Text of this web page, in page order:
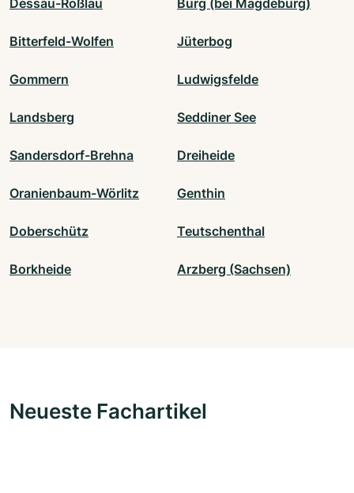
Dessau-Roßlau Burg (bei Magdeburg)
Bitterfeld-Wolfen Jüterbog
Gommern Ludwigsfelde
Landsberg Seddiner See
Sandersdorf-Brehna Dreiheide
Oranienbaum-Wörlitz Genthin
Doberschütz Teutschenthal
Borkheide Arzberg (Sachsen)
Neueste Fachartikel